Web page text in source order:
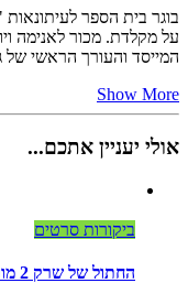
בוגר בית הספר
על מקלדת. מכור לאנימה
המייסד והעורך הראשי של
Show More
אולי יעניין אתכם...
ביקורות סרטים
החתול של שרק 2 מוכיח שלדרימוורקס יש 9 נשמות